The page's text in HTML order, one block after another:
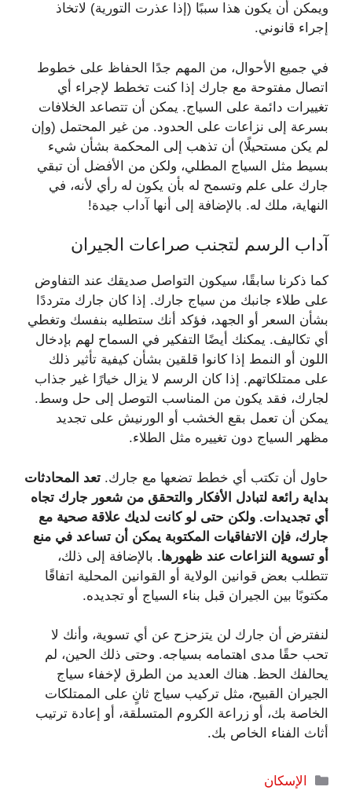
ويمكن أن يكون هذا سببًا (إذا عذرت التورية) لاتخاذ
إجراء قانوني.
في جميع الأحوال، من المهم جدًا الحفاظ على خطوط
اتصال مفتوحة مع جارك إذا كنت تخطط لإجراء أي
تغييرات دائمة على السياج. يمكن أن تتصاعد الخلافات
بسرعة إلى نزاعات على الحدود. من غير المحتمل (وإن
لم يكن مستحيلًا) أن تذهب إلى المحكمة بشأن شيء
بسيط مثل السياج المطلي، ولكن من الأفضل أن تبقي
جارك على علم وتسمح له بأن يكون له رأي لأنه، في
النهاية، ملك له. بالإضافة إلى أنها آداب جيدة!
آداب الرسم لتجنب صراعات الجيران
كما ذكرنا سابقًا، سيكون التواصل صديقك عند التفاوض
على طلاء جانبك من سياج جارك. إذا كان جارك مترددًا
بشأن السعر أو الجهد، فؤكد أنك ستطليه بنفسك وتغطي
أي تكاليف. يمكنك أيضًا التفكير في السماح لهم بإدخال
اللون أو النمط إذا كانوا قلقين بشأن كيفية تأثير ذلك
على ممتلكاتهم. إذا كان الرسم لا يزال خيارًا غير جذاب
لجارك، فقد يكون من المناسب التوصل إلى حل وسط.
يمكن أن تعمل بقع الخشب أو الورنيش على تجديد
مظهر السياج دون تغييره مثل الطلاء.
حاول أن تكتب أي خطط تضعها مع جارك. تعد المحادثات
بداية رائعة لتبادل الأفكار والتحقق من شعور جارك تجاه
أي تجديدات. ولكن حتى لو كانت لديك علاقة صحية مع
جارك، فإن الاتفاقيات المكتوبة يمكن أن تساعد في منع
أو تسوية النزاعات عند ظهورها. بالإضافة إلى ذلك،
تتطلب بعض قوانين الولاية أو القوانين المحلية اتفاقًا
مكتوبًا بين الجيران قبل بناء السياج أو تجديده.
لنفترض أن جارك لن يتزحزح عن أي تسوية، وأنك لا
تحب حقًا مدى اهتمامه بسياجه. وحتى ذلك الحين، لم
يحالفك الحظ. هناك العديد من الطرق لإخفاء سياج
الجيران القبيح، مثل تركيب سياج ثانٍ على الممتلكات
الخاصة بك، أو زراعة الكروم المتسلقة، أو إعادة ترتيب
أثاث الفناء الخاص بك.
التصنيفات
الإسكان